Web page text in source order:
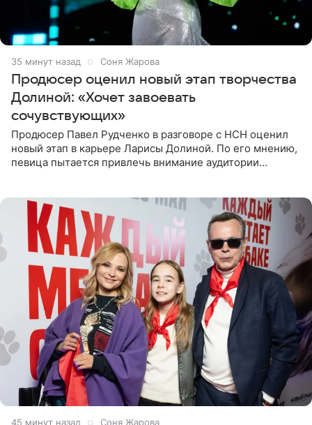
36 минут назад Соня Жарова
Продюсер оценил новый этап творчества
Долиной: «Хочет завоевать
сочувствующих»
Продюсер Павел Рудченко в разговоре с НСН оценил
новый этап в карьере Ларисы Долиной. По его мнению,
певица пытается привлечь внимание аудитории
46 минут назад Соня Жарова